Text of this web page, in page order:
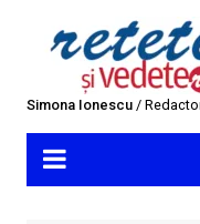
Simona Ionescu/